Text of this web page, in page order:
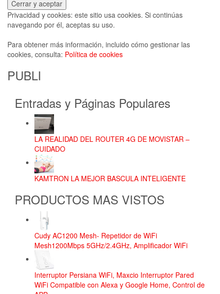
Privacidad y cookies: este sitio usa cookies. Si continúas
navegando por él, aceptas su uso.
Para obtener más información, incluido cómo gestionar las
cookies, consulta: Política de cookies
PUBLI
Entradas y Páginas Populares
LA REALIDAD DEL ROUTER 4G DE MOVISTAR –
CUIDADO
KAMTRON LA MEJOR BASCULA INTELIGENTE
PRODUCTOS MAS VISTOS
Cudy AC1200 Mesh- Repetidor de WiFi
Mesh1200Mbps 5GHz/2.4GHz, Amplificador WiFi
Interruptor Persiana WiFi, Maxcio Interruptor Pared
WiFi Compatible con Alexa y Google Home, Control de